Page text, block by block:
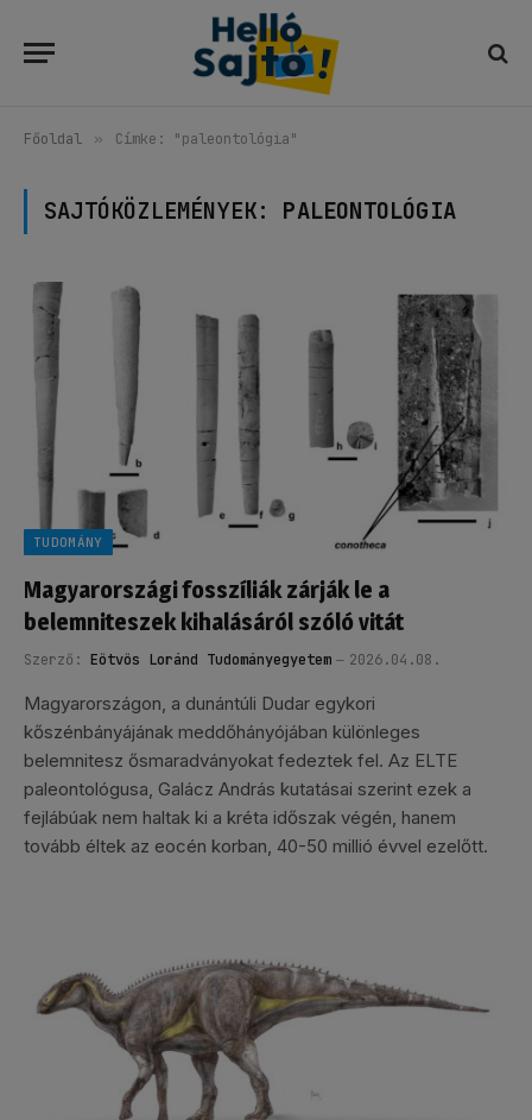
Főoldal » Címke: "paleontológia"
SAJTÓKÖZLEMÉNYEK: PALEONTOLÓGIA
TUDOMÁNY
Magyarországi fosszíliák zárják le a
belemniteszek kihalásáról szóló vitát
Szerző: Eötvös Loránd Tudományegyetem 2026.04.08.
Magyarországon, a dunántúli Dudar egykori
kőszénbányájának meddőhányójában különleges
belemnitesz ősmaradványokat fedeztek fel. Az ELTE
paleontológusa, Galácz András kutatásai szerint ezek a
fejlábúak nem haltak ki a kréta időszak végén, hanem
tovább éltek az eocén korban, 40-50 millió évvel ezelőtt.